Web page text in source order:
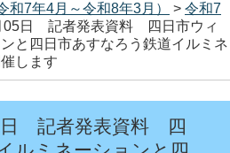
和7年4月～令和8年3月） > 令和7
05日 記者発表資料 四日市ウィ
と四日市あすなろう鉄道イルミネ
します
日 記者発表資料 四